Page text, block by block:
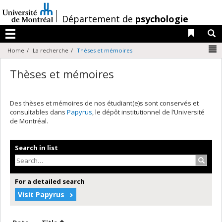
au
contenu
/Département de psychologie
Menu
Liens
Home La recherche Thèses et mémoires
Thèses et mémoires
Des thèses et mémoires de nos étudiant(e)s sont conservés et
consultables dans Papyrus, le dépôt institutionnel de l’Université
de Montréal.
Search in list
For a detailed search
Visit Papyrus